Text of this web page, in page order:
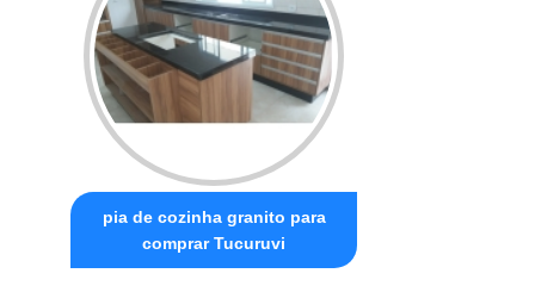
pia de cozinha granito para
comprar Tucuruvi